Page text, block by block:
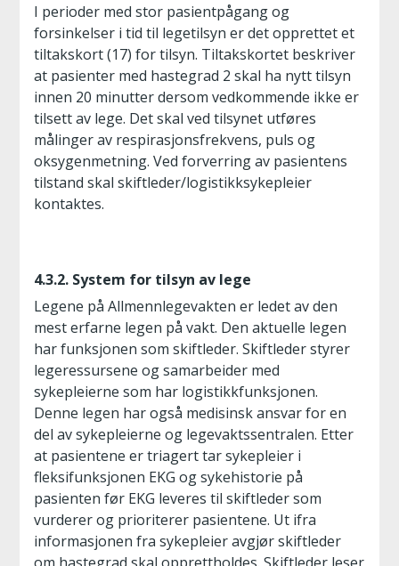
I perioder med stor pasientpågang og
forsinkelser i tid til legetilsyn er det opprettet et
tiltakskort (17) for tilsyn. Tiltakskortet beskriver
at pasienter med hastegrad 2 skal ha nytt tilsyn
innen 20 minutter dersom vedkommende ikke er
tilsett av lege. Det skal ved tilsynet utføres
målinger av respirasjonsfrekvens, puls og
oksygenmetning. Ved forverring av pasientens
tilstand skal skiftleder/logistikksykepleier
kontaktes.
4.3.2. System for tilsyn av lege
Legene på Allmennlegevakten er ledet av den
mest erfarne legen på vakt. Den aktuelle legen
har funksjonen som skiftleder. Skiftleder styrer
legeressursene og samarbeider med
sykepleierne som har logistikkfunksjonen.
Denne legen har også medisinsk ansvar for en
del av sykepleierne og legevaktssentralen. Etter
at pasientene er triagert tar sykepleier i
fleksifunksjonen EKG og sykehistorie på
pasienten før EKG leveres til skiftleder som
vurderer og prioriterer pasientene. Ut ifra
informasjonen fra sykepleier avgjør skiftleder